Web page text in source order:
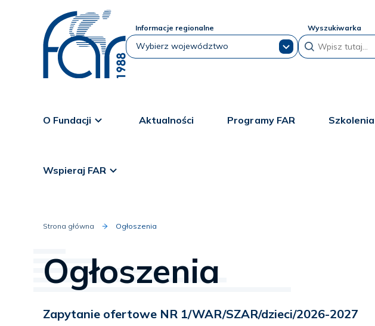
Informacje regionalne Wyszukiwarka
O Fundacji Aktualności Programy FAR Szkolenia
Wspieraj FAR
Strona główna Ogłoszenia
Ogłoszenia
Zapytanie ofertowe NR 1/WAR/SZAR/dzieci/2026-2027